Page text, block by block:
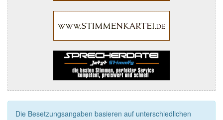
Die Besetzungsangaben basieren auf unterschiedlichen